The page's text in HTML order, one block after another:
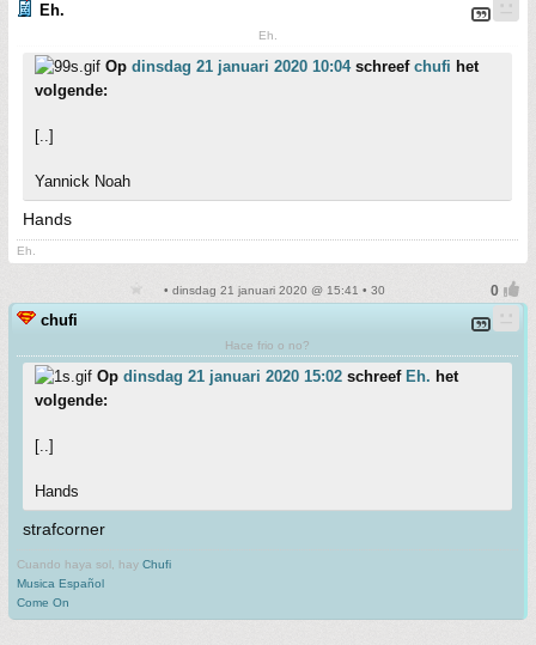
Eh.
Eh.
Op dinsdag 21 januari 2020 10:04schreef chufi het
volgende:
[..]
Yannick Noah
Hands
Eh.
• dinsdag 21 januari 2020 @ 15:41 • 30
chufi
Hace frio o no?
Op dinsdag 21 januari 2020 15:02 schreef Eh. het
volgende:
[..]
Hands
strafcorner
Cuando haya sol, hay Chufi
Musica Español
Come On